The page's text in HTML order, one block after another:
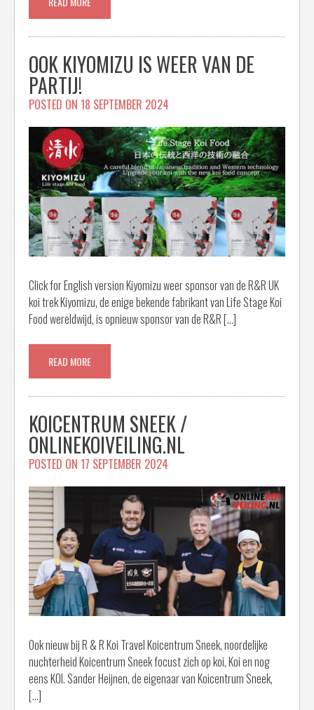
OOK KIYOMIZU IS WEER VAN DE
PARTIJ!
POSTED ON 18 SEPTEMBER 2024
Click for English version Kiyomizu weer sponsor van de R&R UK
koi trek Kiyomizu, de enige bekende fabrikant van Life Stage Koi
Food wereldwijd, is opnieuw sponsor van de R&R […]
READ MORE
KOICENTRUM SNEEK /
ONLINEKOIVEILING.NL
POSTED ON 17 SEPTEMBER 2024
Ook nieuw bij R & R Koi Travel Koicentrum Sneek, noordelijke
nuchterheid Koicentrum Sneek focust zich op koi, Koi en nog
eens KOI. Sander Heijnen, de eigenaar van Koicentrum Sneek,
[…]